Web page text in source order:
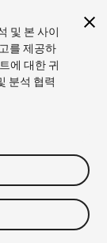
= -1;
및 본 사이
를 제공하
에 대한 귀
분석 협력